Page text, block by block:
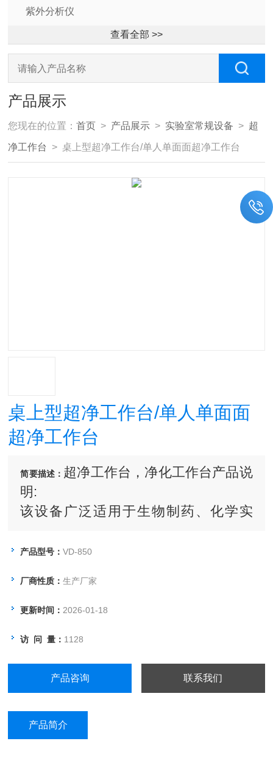
紫外分析仪
查看全部 >>
产品展示
您现在的位置：首页 > 产品展示 > 实验室常规设备 > 超
净工作台 > 桌上型超净工作台/单人单面面超净工作台
桌上型超净工作台/单人单面面
超净工作台
简要描述： 超净工作台，净化工作台产品说
明:
该设备广泛适用于生物制药、化学实
供局部无菌、无尘的超净工作台。
产品型号：VD-850
厂商性质：生产厂家
更新时间： 2026-01-18
访 问 量： 1128
产品咨询 联系我们
产品简介